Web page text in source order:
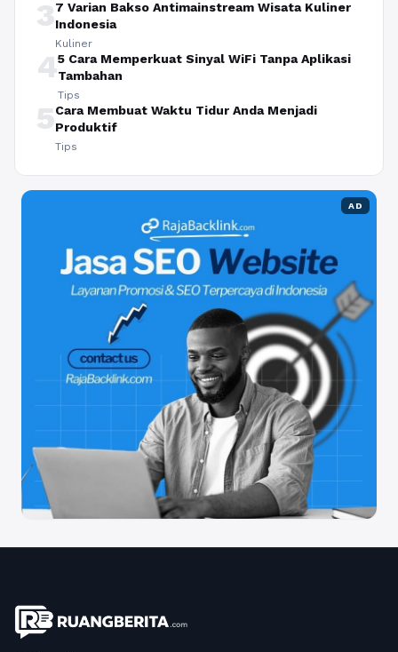
37 Varian Bakso Antimainstream Wisata Kuliner
Indonesia
Kuliner
45 Cara Memperkuat Sinyal WiFi Tanpa Aplikasi
Tambahan
Tips
5Cara Membuat Waktu Tidur Anda Menjadi
Produktif
Tips
AD